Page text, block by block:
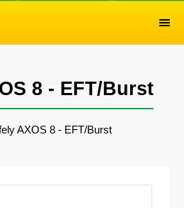
8 - EFT/Burst
AXOS 8 - EFT/Burst